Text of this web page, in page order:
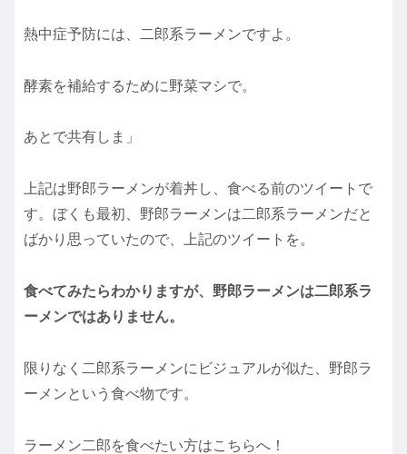
熱中症予防には、二郎系ラーメンですよ。
酵素を補給するために野菜マシで。
あとで共有しま」
上記は野郎ラーメンが着丼し、食べる前のツイートで
す。ぼくも最初、野郎ラーメンは二郎系ラーメンだと
ばかり思っていたので、上記のツイートを。
食べてみたらわかりますが、野郎ラーメンは二郎系ラ
ーメンではありません。
限りなく二郎系ラーメンにビジュアルが似た、野郎ラ
ーメンという食べ物です。
ラーメン二郎を食べたい方はこちらへ！